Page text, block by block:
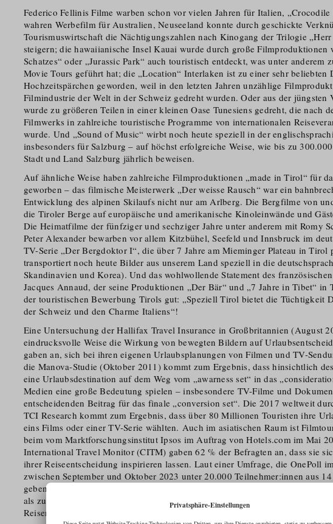
Federico Fellinis Filme warben schon vor vielen Jahren für Italien, „Crocodile
wahren Werbefilm für Australien, Neuseeland konnte durch geschickte
Tourismus­wirtschaft die Nächtigungszahlen nach Kinogang der Trilogie
steigern; die hawaiianische Insel Kauai wurde durch große Filmproduktionen
Schatzes“ oder „Jurassic Park“ auch touristisch entdeckt, was unter anderem
Movie Tours geführt hat; die „Location“ Interlaken ist zu einer sehr beliebten
Hochzeitspärchen geworden, weil in den letzten Jahren unzählige
Filmindustrie der Welt in der Schweiz gedreht wurden. Oder aus der jüngsten
wurde zu größeren Teilen in einer kleinen Oase Tunesiens gedreht, die nach
Filmwerks in zahlreiche touristische Programme von internationalen
wurde. Und „Sound of Music“ wirbt noch heute speziell in der
insbesonders für Salzburg – auf höchst erfolgreiche Weise, wie bis zu
Stadt und Land Salzburg jährlich beweisen.
Auf ähnliche Weise haben zahlreiche Filmproduktionen „made in Tirol“ für
geworben – das filmische Meisterwerk „Der weisse Rausch“ war ein
Entwicklung des alpinen Skilaufs nicht nur am Arlberg. Die Bergfilme von
die Tiroler Berge auf europäische und amerikanische Kinoleinwände und
Die Heimatfilme der fünfziger und sechziger Jahre unter anderem mit Romy
Peter Alexander bewarben vor allem Kitzbühel, Seefeld und Innsbruck im
TV-Serie „Der Bergdoktor I“, die über 7 Jahre am Mieminger Plateau in Tirol
transportiert noch heute Bilder aus unserem Land speziell in die
Skandinavien und Korea). Und das wohlwollende Statement des
Jacques Annaud, der seine Produktionen „Der Bär“ und „7 Jahre in Tibet“
der touristischen Bewerbung Tirols gut: „Speziell Tirol bietet die Tüchtigkeit
der Schweiz und den Charme Italiens“!
Eine Untersuchung der Hallifax Travel Insurance in Großbritannien (August
eindrucksvolle Weise die Wirkung von bewegten Bildern auf
gaben an, sich bei ihren eigenen Urlaubsplanungen von Filmen und TV-
die Manova-Studie (Oktober 2011) kommt zum Ergebnis, dass hinsichtlich
eine Urlaubsde­s­tination auf dem Weg vom „awarness set“ in das
Medien eine große Bedeutung spielen – insbesondere TV-Filme und
entscheidenden Beitrag für das finale „conversion set“. Die 2017 weltweit
TCI Research kommt zum Ergebnis, dass über 80 Millionen Touristen ihre
eins Films oder einer TV-Serie wählten. Auch im asiatischen Raum ist
beim vom Marktfor­schungs­institut Ipsos im Auftrag von Hotels.com im Mai
International Travel Monitor (CITM) gaben 62 % der Befragten an, dass sie
ihrer Reiseent­scheidung inspirieren lassen. Laut einer Umfrage, die OnePoll
zwischen September und Oktober 2023 unter 20.000 Teilnehmer:innen aus
geben fast 30 % der Reisenden an, dass sie stärker von Fernsehsendungen
als zuvor. Dabei üben Fernsehsendungen mehr Einfluss aus als Instagram,
Reisen auf den Spuren von Filmproduktionen gibt es sogar schon einen